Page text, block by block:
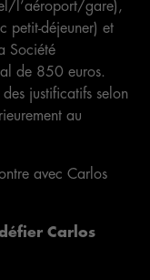
l’aéroport/gare),
petit-déjeuner) et
Société
de 850 euros.
des justificatifs selon
au
avec Carlos
Carlos